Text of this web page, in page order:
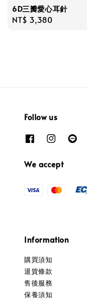
6D三瓣愛心耳針
Regular
NT$ 3,380
Follow us
We accept
Information
購買須知
退貨條款
售後服務
保養須知